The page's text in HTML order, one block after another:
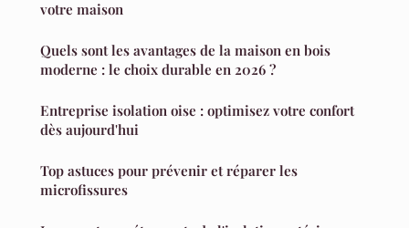
votre maison
Quels sont les avantages de la maison en bois
moderne : le choix durable en 2026 ?
Entreprise isolation oise : optimisez votre confort
dès aujourd'hui
Top astuces pour prévenir et réparer les
microfissures